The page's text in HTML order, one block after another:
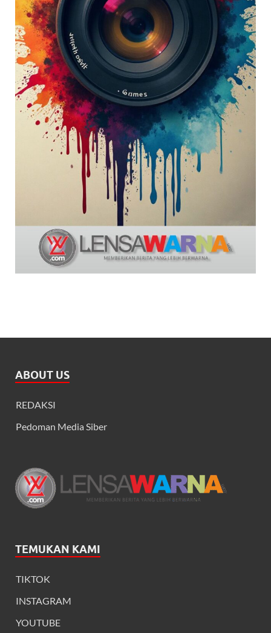
ABOUT US
REDAKSI
Pedoman Media Siber
TEMUKAN KAMI
TIKTOK
INSTAGRAM
YOUTUBE